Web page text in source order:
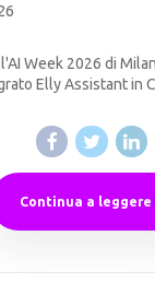
Week 2026 di
Elly Assistant in
Continua a leggere